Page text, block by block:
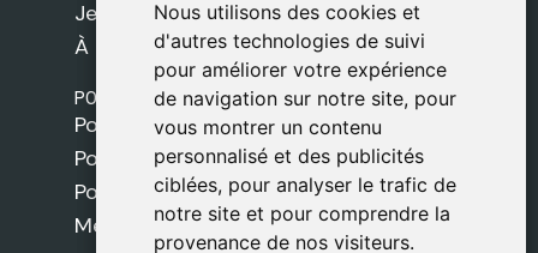
Nous utilisons des cookies et
d'autres technologies de suivi
pour améliorer votre expérience
de navigation sur notre site, pour
vous montrer un contenu
personnalisé et des publicités
ciblées, pour analyser le trafic de
notre site et pour comprendre la
provenance de nos visiteurs.
Nous utilisons des cookies et
d'autres technologies de suivi
pour améliorer votre expérience
de navigation sur notre site, pour
vous montrer un contenu
personnalisé et des publicités
ciblées, pour analyser le trafic de
notre site et pour comprendre la
provenance de nos visiteurs.
Jeux
À propos de nous
POLITIQUES
Politique de livraison
Politique de cookies
Politique de confidentialité
Mentions légales